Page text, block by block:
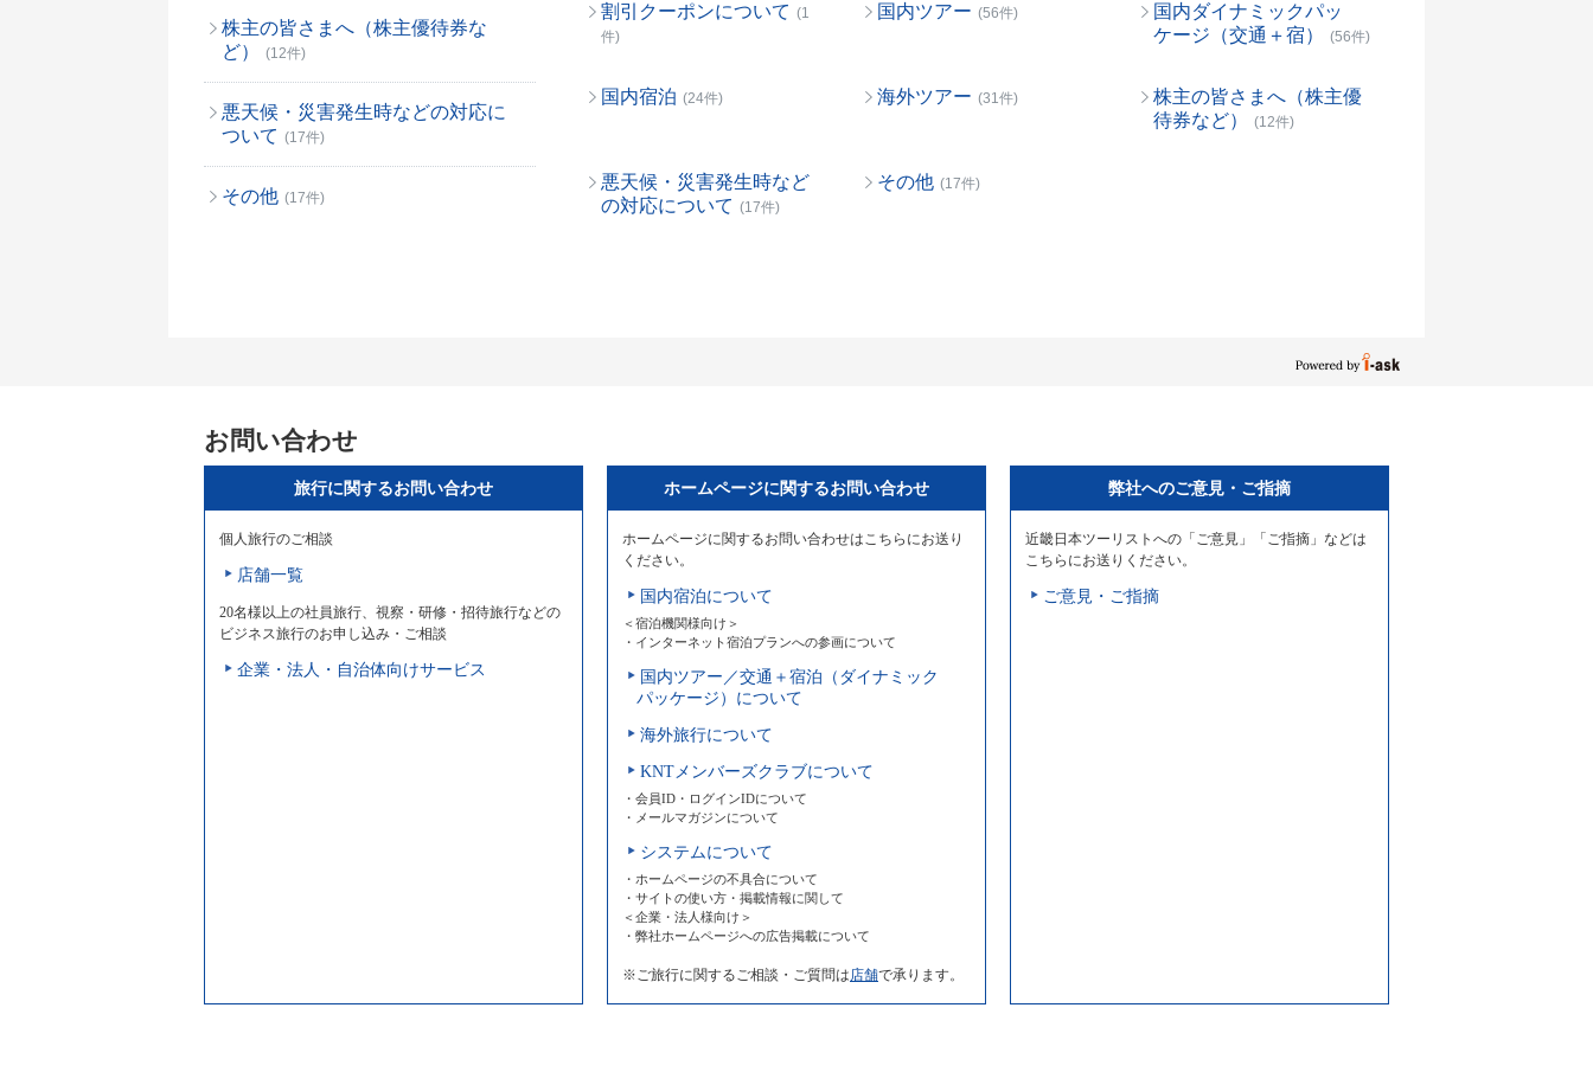
株主の皆さまへ（株主優待券な
ど）
(12件)
悪天候・災害発生時などの対応に
ついて (17件)
その他 (17件)
割引クーポンについて (1
件)
国内ツアー (56件)
国内ダイナミックパッ
ケージ（交通＋宿）
(56件)
国内宿泊 (24件) 海外ツアー (31件)
株主の皆さまへ（株主優
待券など）
(12件)
悪天候・災害発生時など
の対応について (17件)
その他 (17件)
お問い合わせ
旅行に関するお問い合わせ
個人旅行のご相談
店舗一覧
20名様以上の社員旅行、視察・研修・招待旅行などの
ビジネス旅行のお申し込み・ご相談
企業・法人・自治体向けサービス
ホームページに関するお問い合わせ
ホームページに関するお問い合わせはこちらにお送り
ください。
国内宿泊について
＜宿泊機関様向け＞
・インターネット宿泊プランへの参画について
国内ツアー／交通＋宿泊（ダイナミック
パッケージ）について
海外旅行について
KNTメンバーズクラブについて
・会員ID・ログインIDについて
・メールマガジンについて
システムについて
・ホームページの不具合について
・サイトの使い方・掲載情報に関して
＜企業・法人様向け＞
・弊社ホームページへの広告掲載について
※ご旅行に関するご相談・ご質問は店舗で承ります。
弊社へのご意見・ご指摘
近畿日本ツーリストへの「ご意見」「ご指摘」などは
こちらにお送りください。
ご意見・ご指摘